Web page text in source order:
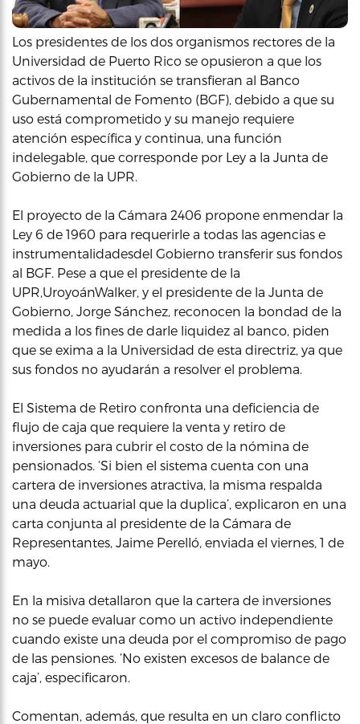
Los presidentes de los dos organismos rectores de la
Universidad de Puerto Rico se opusieron a que los
activos de la institución se transfieran al Banco
Gubernamental de Fomento (BGF), debido a que su
uso está comprometido y su manejo requiere
atención específica y continua, una función
indelegable, que corresponde por Ley a la Junta de
Gobierno de la UPR.
El proyecto de la Cámara 2406 propone enmendar la
Ley 6 de 1960 para requerirle a todas las agencias e
instrumentalidadesdel Gobierno transferir sus fondos
al BGF. Pese a que el presidente de la
UPR,UroyoánWalker, y el presidente de la Junta de
Gobierno, Jorge Sánchez, reconocen la bondad de la
medida a los fines de darle liquidez al banco, piden
que se exima a la Universidad de esta directriz, ya que
sus fondos no ayudarán a resolver el problema.
El Sistema de Retiro confronta una deficiencia de
flujo de caja que requiere la venta y retiro de
inversiones para cubrir el costo de la nómina de
pensionados. ‘Si bien el sistema cuenta con una
cartera de inversiones atractiva, la misma respalda
una deuda actuarial que la duplica’, explicaron en una
carta conjunta al presidente de la Cámara de
Representantes, Jaime Perelló, enviada el viernes, 1 de
mayo.
En la misiva detallaron que la cartera de inversiones
no se puede evaluar como un activo independiente
cuando existe una deuda por el compromiso de pago
de las pensiones. ‘No existen excesos de balance de
caja’, especificaron.
Comentan, además, que resulta en un claro conflicto